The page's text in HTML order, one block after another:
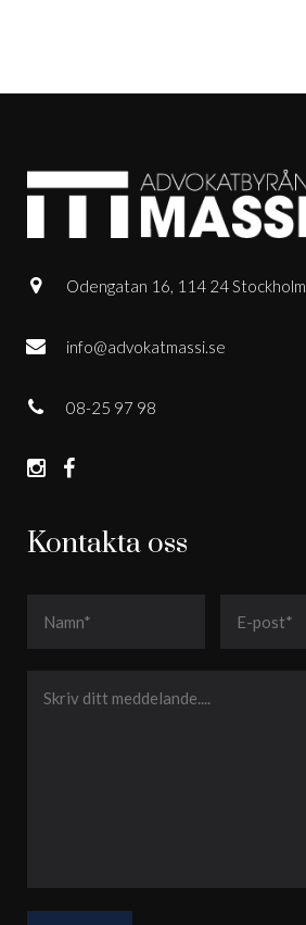
Kontakta oss
Odengatan 16, 114 24 Stockholm
info@advokatmassi.se
08-25 97 98